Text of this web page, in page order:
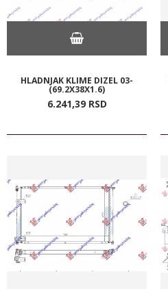
HLADNJAK KLIME DIZEL 03-
(69.2X38X1.6)
6.241,39 RSD